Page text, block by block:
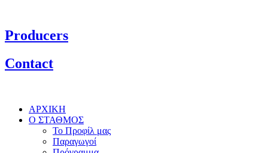
Producers
Contact
ΑΡΧΙΚΗ
Ο ΣΤΑΘΜΟΣ
Το Προφίλ μας
Παραγωγοί